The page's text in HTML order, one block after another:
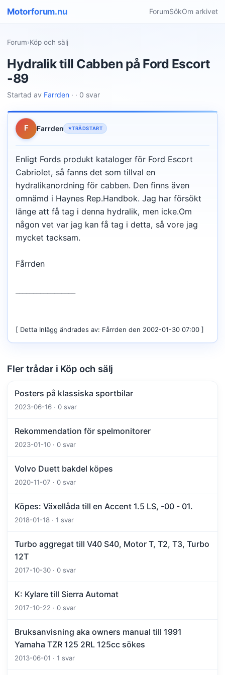
Motorforum.nu ForumSökOm arkivet
Forum›Köp och sälj
Hydralik till Cabben på Ford Escort
-89
Startad av Farrden · · 0 svar
F Farrden TRÅDSTART
Enligt Fords produkt kataloger för Ford Escort
Cabriolet, så fanns det som tillval en
hydralikanordning för cabben. Den finns även
omnämd i Haynes Rep.Handbok. Jag har försökt
länge att få tag i denna hydralik, men icke.Om
någon vet var jag kan få tag i detta, så vore jag
mycket tacksam.
Fårrden
[ Detta Inlägg ändrades av: Fårrden den 2002-01-30 07:00 ]
Fler trådar i Köp och sälj
Posters på klassiska sportbilar
2023-06-16 · 0 svar
Rekommendation för spelmonitorer
2023-01-10 · 0 svar
Volvo Duett bakdel köpes
2020-11-07 · 0 svar
Köpes: Växellåda till en Accent 1.5 LS, -00 - 01.
2018-01-18 · 1 svar
Turbo aggregat till V40 S40, Motor T, T2, T3, Turbo
12T
2017-10-30 · 0 svar
K: Kylare till Sierra Automat
2017-10-22 · 0 svar
Bruksanvisning aka owners manual till 1991
Yamaha TZR 125 2RL 125cc sökes
2013-06-01 · 1 svar